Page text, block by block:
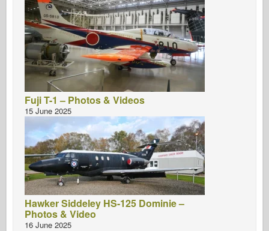
Fuji T-1 – Photos & Videos
15 June 2025
Hawker Siddeley HS-125 Dominie –
Photos & Video
16 June 2025